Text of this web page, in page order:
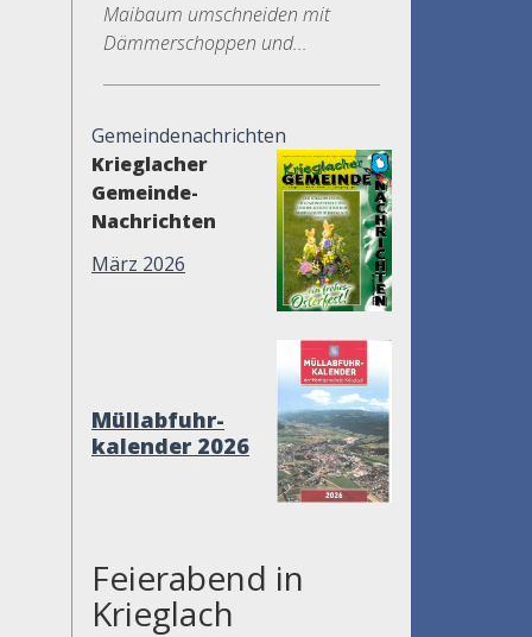
Maibaum umschneiden mit
Dämmerschoppen und...
Gemeindenachrichten
Krieglacher
Gemeinde-
Nachrichten
März 2026
Müllabfuhr-
kalender 2026
Feierabend in
Krieglach